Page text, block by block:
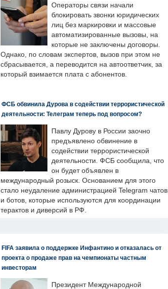
Операторы связи начали
блокировать звонки юридических
лиц без маркировки и массовые
автоматизированные вызовы, на
которые не заключены договоры.
Однако, по словам экспертов, вызов при этом не
сбрасывается, а переводится на автоответчик, за
который взимается плата с абонентов.
ФСБ обвинила Дурова в содействии террористической
деятельности: Телеграм теперь под вопросом?
Павлу Дурову в России заочно
предъявлено обвинение в
содействии террористической
деятельности. ФСБ сообщила, что
он будет объявлен в
международный розыск. Основанием для этого
стало неудаление администрацией Telegram чатов
и ботов, которые используются для координации
терактов и диверсий в РФ.
FIFA заявила о поддержке Инфантино и отказалась от
проекта о продаже прав на чемпионаты частным
инвесторам
Президент Международной